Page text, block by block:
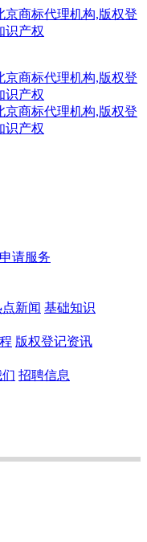
请服务
新闻 基础知识
版权登记资讯
招聘信息